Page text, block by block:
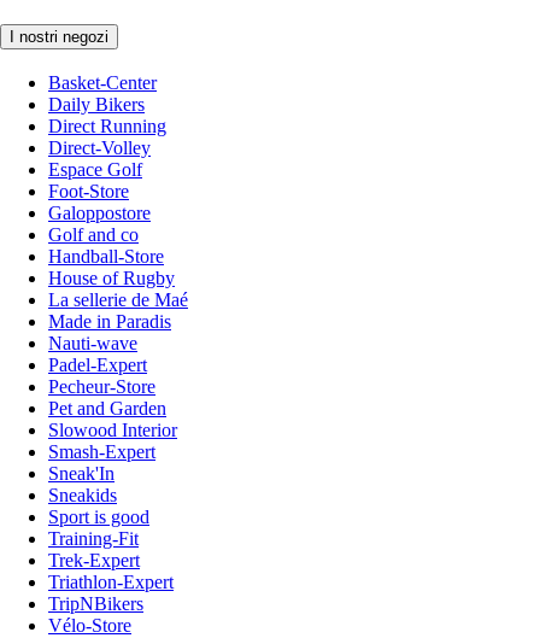
I nostri negozi
Basket-Center
Daily Bikers
Direct Running
Direct-Volley
Espace Golf
Foot-Store
Galoppostore
Golf and co
Handball-Store
House of Rugby
La sellerie de Maé
Made in Paradis
Nauti-wave
Padel-Expert
Pecheur-Store
Pet and Garden
Slowood Interior
Smash-Expert
Sneak'In
Sneakids
Sport is good
Training-Fit
Trek-Expert
Triathlon-Expert
TripNBikers
Vélo-Store